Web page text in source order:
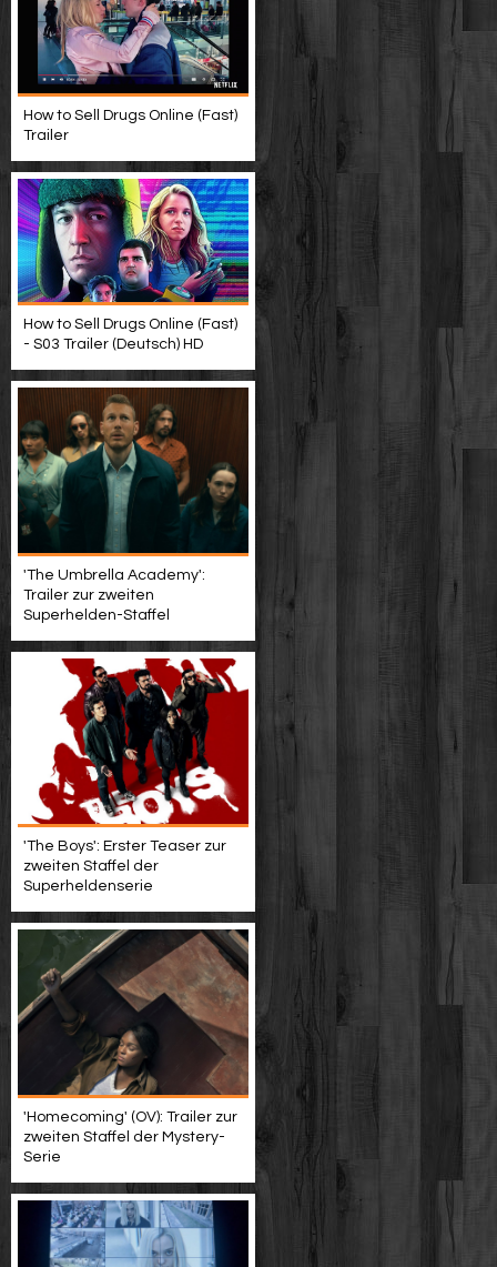
How to Sell Drugs Online (Fast)
Trailer
How to Sell Drugs Online (Fast)
- S03 Trailer (Deutsch) HD
'The Umbrella Academy':
Trailer zur zweiten
Superhelden-Staffel
'The Boys': Erster Teaser zur
zweiten Staffel der
Superheldenserie
'Homecoming' (OV): Trailer zur
zweiten Staffel der Mystery-
Serie